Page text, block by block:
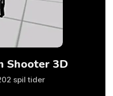
Shooter 3D
spil tider